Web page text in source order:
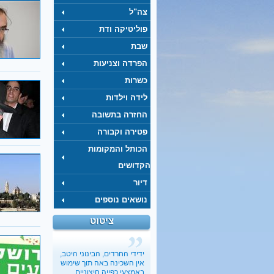
צה"ל
פוליטיקה ודת
שבת
הפרדה וצניעות
כשרות
לידה וילדות
החזרה בתשובה
פטירה וקבורה
הכותל והמקומות
הקדושים
דיור
נושאים נוספים
ציטוט
ידידי החרדים, הבינוני היטב,
אין השכינה באה תוך שימוש
באמצעי כפייה חיצוניים.